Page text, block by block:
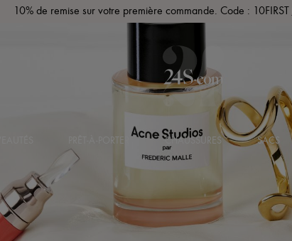
10% de remise sur votre première commande. Code : 10FIRST
PRÊT-À-PORTER CHAUSSURES SACS